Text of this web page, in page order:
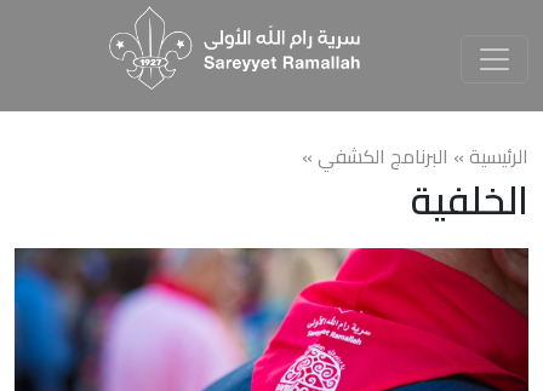
الرئيسية » البرنامج الكشفي»
الخلفية